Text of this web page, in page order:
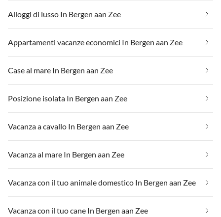
Alloggi di lusso In Bergen aan Zee
Appartamenti vacanze economici In Bergen aan Zee
Case al mare In Bergen aan Zee
Posizione isolata In Bergen aan Zee
Vacanza a cavallo In Bergen aan Zee
Vacanza al mare In Bergen aan Zee
Vacanza con il tuo animale domestico In Bergen aan Zee
Vacanza con il tuo cane In Bergen aan Zee